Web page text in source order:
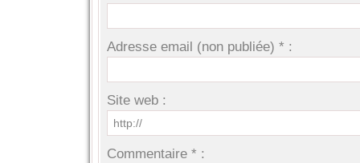
Adresse email (non publiée) * :
Site web :
Commentaire * :